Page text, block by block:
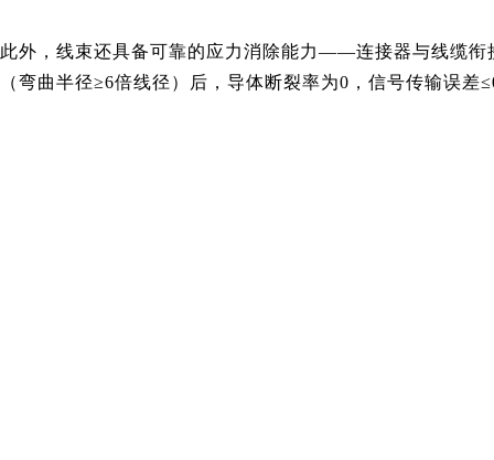
此外，线束还具备可靠的应力消除能力——连接器与线缆衔
（弯曲半径≥6倍线径）后，导体断裂率为0，信号传输误